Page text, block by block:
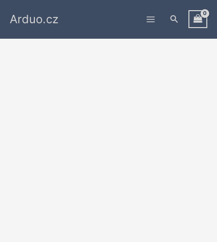
Arduo.cz Hledat